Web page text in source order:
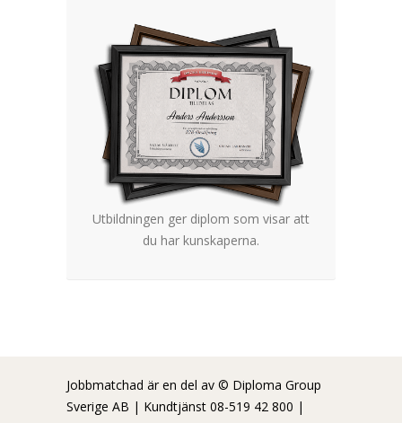
Utbildningen ger diplom som visar att
du har kunskaperna.
Jobbmatchad är en del av © Diploma Group
Sverige AB | Kundtjänst 08-519 42 800 |